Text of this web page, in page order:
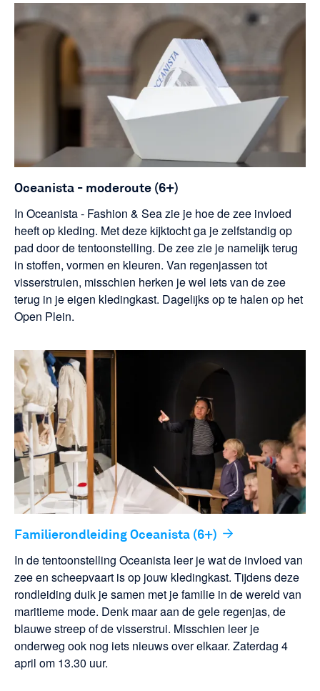
Oceanista - moderoute (6+)
In Oceanista - Fashion & Sea zie je hoe de zee invloed
heeft op kleding. Met deze kijktocht ga je zelfstandig op
pad door de tentoonstelling. De zee zie je namelijk terug
in stoffen, vormen en kleuren. Van regenjassen tot
visserstruien, misschien herken je wel iets van de zee
terug in je eigen kledingkast. Dagelijks op te halen op het
Open Plein.
Familierondleiding Oceanista (6+)
In de tentoonstelling Oceanista leer je wat de invloed van
zee en scheepvaart is op jouw kledingkast. Tijdens deze
rondleiding duik je samen met je familie in de wereld van
maritieme mode. Denk maar aan de gele regenjas, de
blauwe streep of de visserstrui. Misschien leer je
onderweg ook nog iets nieuws over elkaar. Zaterdag 4
april om 13.30 uur.